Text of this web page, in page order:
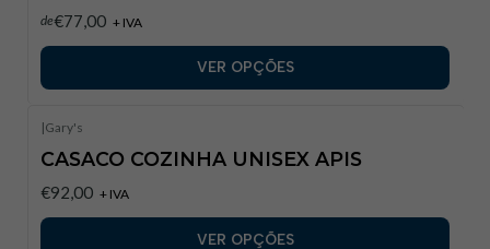
de€77,00 + IVA
VER OPÇÕES
|Gary's
CASACO COZINHA UNISEX APIS
€92,00 + IVA
VER OPÇÕES